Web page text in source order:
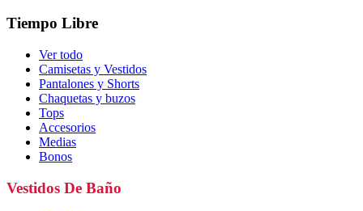
Tiempo Libre
Ver todo
Camisetas y Vestidos
Pantalones y Shorts
Chaquetas y buzos
Tops
Accesorios
Medias
Bonos
Vestidos De Baño